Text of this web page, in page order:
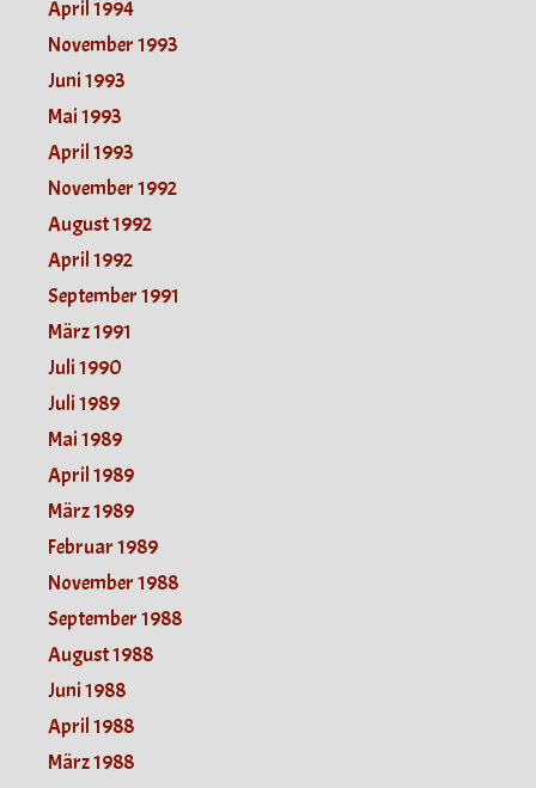
April 1994
November 1993
Juni 1993
Mai 1993
April 1993
November 1992
August 1992
April 1992
September 1991
März 1991
Juli 1990
Juli 1989
Mai 1989
April 1989
März 1989
Februar 1989
November 1988
September 1988
August 1988
Juni 1988
April 1988
März 1988